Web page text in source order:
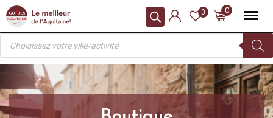
Skip
content
0
0
Recherche
produits